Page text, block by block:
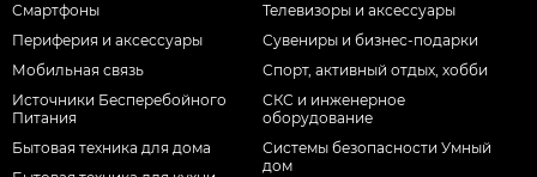
Смартфоны
Периферия и аксессуары
Мобильная связь
Источники Бесперебойного
Питания
Бытовая техника для дома
Телевизоры и аксессуары
Сувениры и бизнес-подарки
Спорт, активный отдых, хобби
СКС и инженерное
оборудование
Системы безопасности Умный
дом